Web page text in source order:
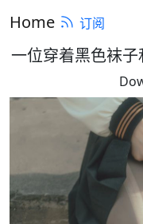
Home 订阅
一位穿着黑色袜子